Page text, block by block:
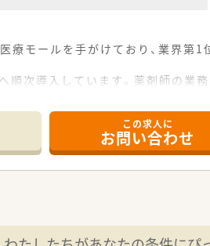
モールを手がけており、業界第1
次導入しています。薬剤師の業務
れる方がほとんどで長く勤められる
この求人に
お問い合わせ